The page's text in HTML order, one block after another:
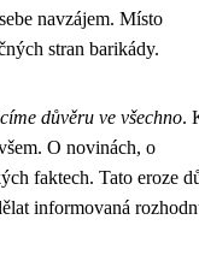
navzájem. Místo
stran barikády.
důvěru ve všechno.
O novinách, o
faktech. Tato eroze
informovaná